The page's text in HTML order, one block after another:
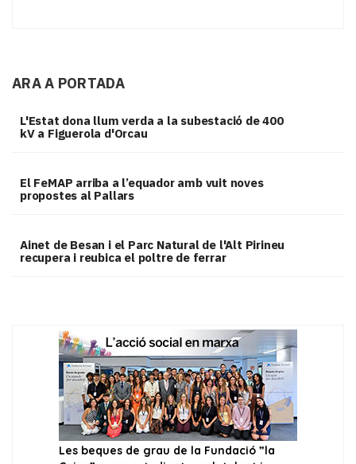
ARA A PORTADA
L'Estat dona llum verda a la subestació de 400
kV a Figuerola d'Orcau
El FeMAP arriba a l’equador amb vuit noves
propostes al Pallars
Ainet de Besan i el Parc Natural de l'Alt Pirineu
recupera i reubica el poltre de ferrar